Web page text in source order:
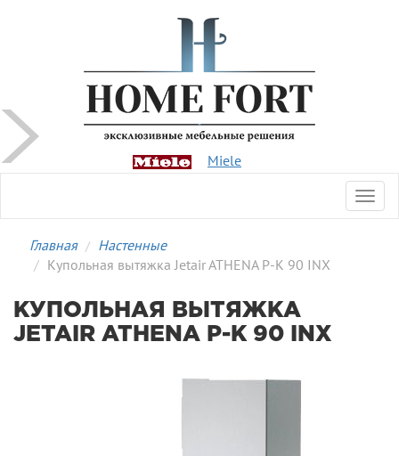
Miele
Главная
Настенные
Купольная вытяжка Jetair ATHENA P-K 90 INX
КУПОЛЬНАЯ ВЫТЯЖКА
JETAIR ATHENA P-K 90 INX